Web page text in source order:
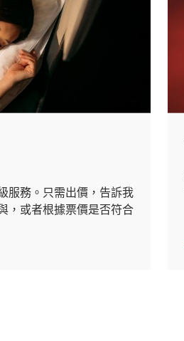
服務。只需出價，告訴我
，或者根據票價是否符合